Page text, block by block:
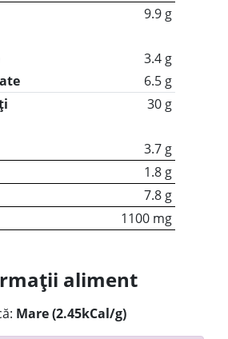
9.9 g
3.4 g
6.5 g
30 g
3.7 g
1.8 g
7.8 g
1100 mg
aliment
Mare (2.45kCal/g)